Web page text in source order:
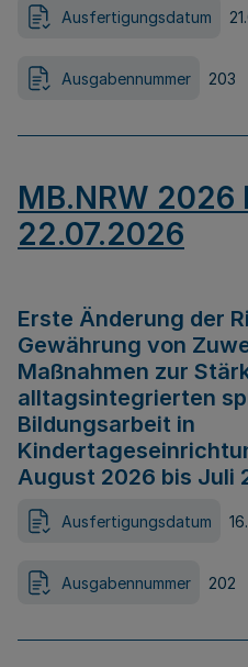
Ausfertigungsdatum
Ausgabennummer 203
MB.NRW 2026
22.07.2026
Erste Änderung der
Gewährung von
Maßnahmen zur
alltagsintegrierten
Bildungsarbeit in
August 2026 bis Juli
Ausfertigungsdatum
Ausgabennummer 202